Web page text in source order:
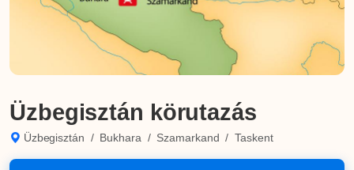
Üzbegisztán körutazás
Üzbegisztán / Bukhara / Szamarkand / Taskent